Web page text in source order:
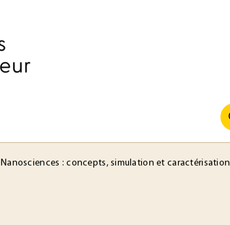
Nanosciences : concepts, simulation et caractérisation